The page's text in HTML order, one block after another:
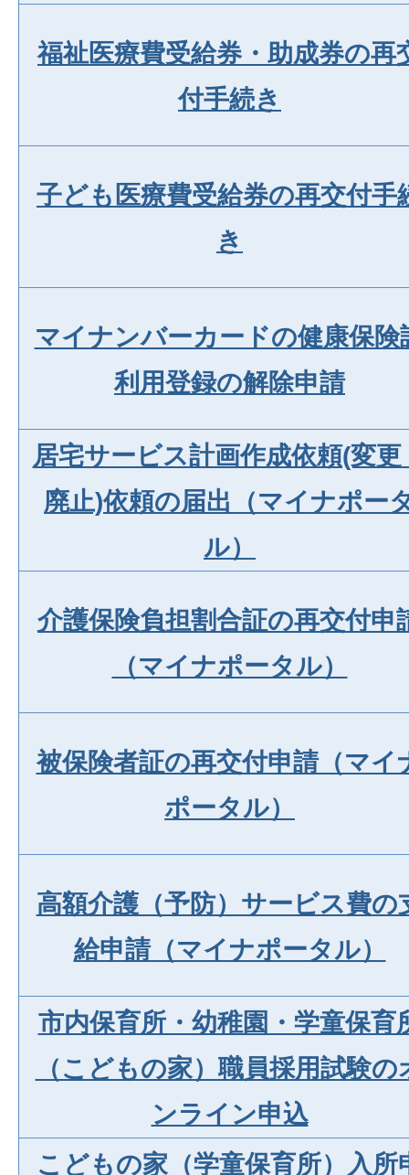
福祉医療費受給券・助成券の再
付手続き
子ども医療費受給券の再交付手
き
マイナンバーカードの健康保険
利用登録の解除申請
居宅サービス計画作成依頼(変更
廃止)依頼の届出（マイナポー
ル）
介護保険負担割合証の再交付申
（マイナポータル）
被保険者証の再交付申請（マイ
ポータル）
高額介護（予防）サービス費の
給申請（マイナポータル）
市内保育所・幼稚園・学童保育
（こどもの家）職員採用試験の
ンライン申込
こどもの家（学童保育所）入所